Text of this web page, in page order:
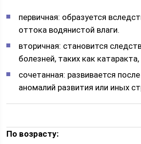
первичная: образуется
оттока водянистой влаги.
вторичная: становится
болезней, таких как
сочетанная: развивается
аномалий развития или иных
По возрасту: